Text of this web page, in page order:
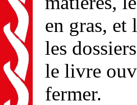
en gras, et
les
le livre
fermer.